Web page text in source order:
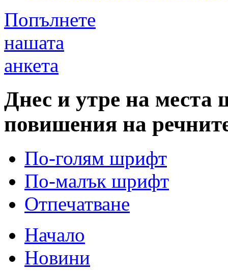
Попълнете
нашата
анкета
Днес и утре на места
повишения на
По-голям шрифт
По-малък шрифт
Отпечатване
Начало
Новини